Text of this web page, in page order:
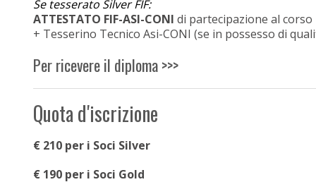
Se tesserato Silver FIF:
ATTESTATO FIF-ASI-CONI di partecipazione al corso
+ Tesserino Tecnico Asi-CONI (se in possesso di
Per ricevere il diploma >>>
Quota d'iscrizione
€ 210 per i Soci Silver
€ 190 per i Soci Gold